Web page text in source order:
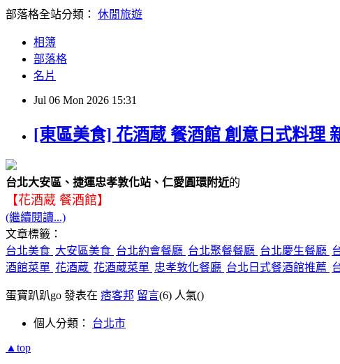
部落格全站分類： 休閒旅遊
相簿
部落格
名片
Jul 06 Mon 2026 15:31
[東區美食] 花酒蔵 餐酒館 創意日式料理
台北大安區、捷運忠孝敦化站、仁愛圓環附近的
【花酒蔵 餐酒館】
(繼續閱讀...)
文章標籤：
台北美食 大安區美食 台北約會餐廳 台北聚餐餐廳 台北慶生餐廳
酒館菜單 花酒蔵 花酒蔵菜單 忠孝敦化餐廳 台北日式餐酒館推薦
蛋寶趴趴go 發表在 痞客邦 留言(6) 人氣()
個人分類： 台北市
▲top